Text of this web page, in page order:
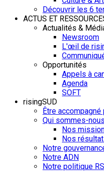
Découvrir les 6
ACTUS ET
Actualités &
Newsroom
L'œil de
Opportunités
Appels à
Agenda
SOFT
risingSUD
Être
Qui sommes-
Nos
Nos
Notre
Notre ADN
Notre politique